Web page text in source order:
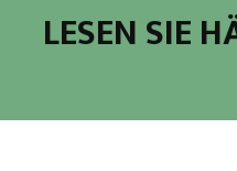
LESEN SIE